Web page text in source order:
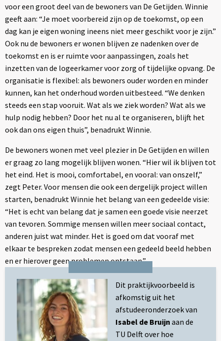
voor een groot deel van de bewoners van De Getijden. Winnie
geeft aan: “Je moet voorbereid zijn op de toekomst, op een
dag kan je eigen woning ineens niet meer geschikt voor je zijn.”
Ook nu de bewoners er wonen blijven ze nadenken over de
toekomst en is er ruimte voor aanpassingen, zoals het
inzetten van de logeerkamer voor zorg of tijdelijke opvang. De
organisatie is flexibel: als bewoners ouder worden en minder
kunnen, kan het onderhoud worden uitbesteed. “We denken
steeds een stap vooruit. Wat als we ziek worden? Wat als we
hulp nodig hebben? Door het nu al te organiseren, blijft het
ook dan ons eigen thuis”, benadrukt Winnie.
De bewoners wonen met veel plezier in De Getijden en willen
er graag zo lang mogelijk blijven wonen. “Hier wil ik blijven tot
het eind. Het is mooi, comfortabel, en vooral: van onszelf,”
zegt Peter. Voor mensen die ook een dergelijk project willen
starten, benadrukt Winnie het belang van een gedeelde visie:
“Het is echt van belang dat je samen een goede visie neerzet
van tevoren. Sommige mensen willen meer sociaal contact,
anderen juist wat minder. Het is goed om dat vooraf met
elkaar te bespreken zodat mensen een gedeeld beeld hebben
en er hierover geen problemen ontstaan.”​
Dit praktijkvoorbeeld is
afkomstig uit het
afstudeeronderzoek van
Isabel de Bruijn aan de
TU Delft over hoe